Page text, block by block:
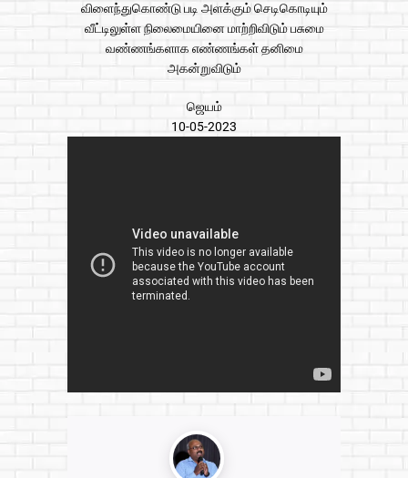
விளைந்துகொண்டு படி அளக்கும் செடிகொடியும்
வீட்டிலுள்ள நிலைமையினை மாற்றிவிடும் பசுமை
வண்ணங்களாக எண்ணங்கள் தனிமை
அகன்றுவிடும்
ஜெயம்
10-05-2023